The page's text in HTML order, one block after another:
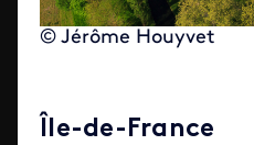
© Jérôme Houyvet
Île-de-France